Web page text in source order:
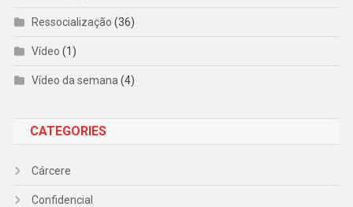
Ressocialização (36)
Vídeo (1)
Vídeo da semana (4)
CATEGORIES
Cárcere
Confidencial